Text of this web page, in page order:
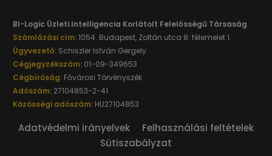
BI-Logic Üzleti Intelligencia Korlátolt Felelősségű Társaság
Számlázási cím:1054. Budapest, Zoltán utca 8. félemelet 1.
Ügyvezető: Schiszler István Gergely
Cégjegyzékszám: 01-09-349653
Cégbíróság: Fővárosi Törvényszék
Adószám: 27104853-2-41
Közösségi adószám: HU27104853
Adatvédelmi irányelvek
Felhasználási feltételek
Sütiszabályzat